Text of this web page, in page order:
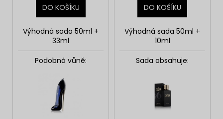
DO KOŠÍKU
Výhodná sada 50ml +
33ml
Podobná vůně:
DO KOŠÍKU
Výhodná sada 50ml +
10ml
Sada obsahuje: